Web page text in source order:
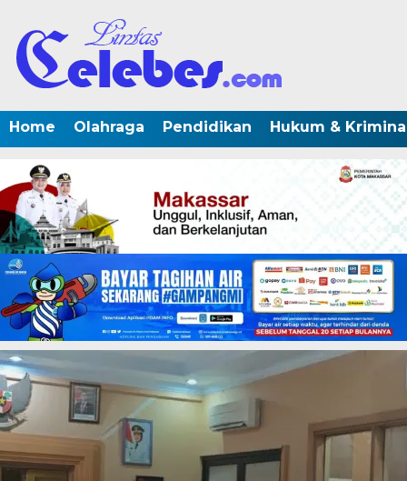
Home Olahraga Pendidikan Hukum &